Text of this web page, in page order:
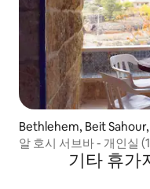
Bethlehem, Beit
알 호시 서브바 - 개인실
기타 휴가